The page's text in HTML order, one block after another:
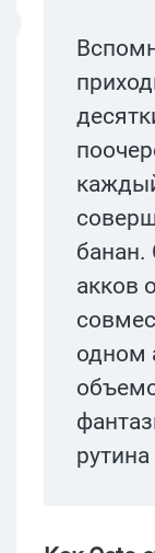
банан.
акков
одном